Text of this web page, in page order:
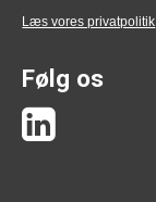
Læs vores privatpolitik
Følg os